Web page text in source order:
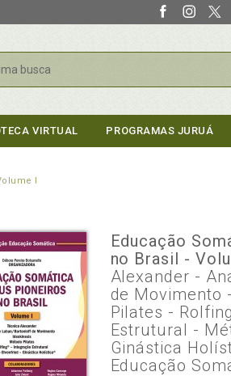
VIRTUAL PROGRAMAS JURUÁ
I
Educação
no Brasil -
Alexander -
de Movimento
Pilates -
Estrutural -
Ginástica
Educação